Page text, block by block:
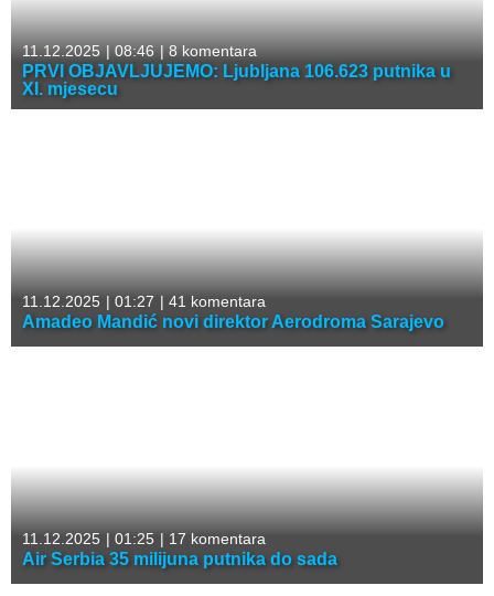
11.12.2025 |08:46 |8 komentara
PRVI OBJAVLJUJEMO: Ljubljana 106.623 putnika u
XI. mjesecu
11.12.2025 | 01:27 | 41 komentara
Amadeo Mandić novi direktor Aerodroma Sarajevo
11.12.2025 | 01:25 | 17 komentara
Air Serbia 35 milijuna putnika do sada